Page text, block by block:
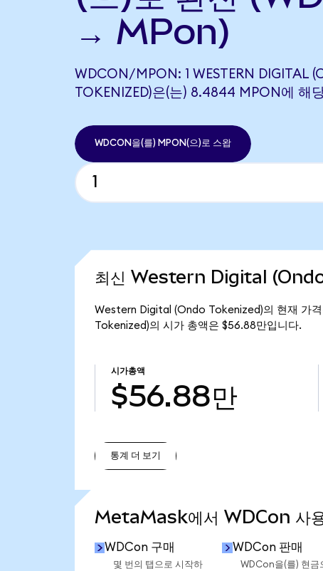
→ MPon)
WDCON/MPON: 1 WESTERN DIGITAL
TOKENIZED)은(는) 8.4844 MPON에 해
WDCON을(를) MPON(으)로 스왑
최신 Western Digital
Western Digital (Ondo Tokenized)의 현재 가
Tokenized)의 시가 총액은 $56.88만입니다.
시가총액
$56.88만
통계 더 보기
MetaMask에서 WDCon 사
WDCon 구매
몇 번의 탭으로 시작하
WDCon 판매
WDCon을(를) 현금